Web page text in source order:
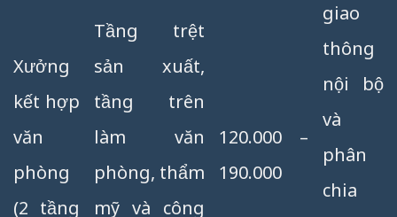
Xưởng
kết hợp
văn
phòng
(2 tầng
Tầng trệt
sản xuất,
tầng trên
làm văn
phòng, thẩm
mỹ và công
120.000 –
190.000
giao
thông
nội bộ
và
phân
chia